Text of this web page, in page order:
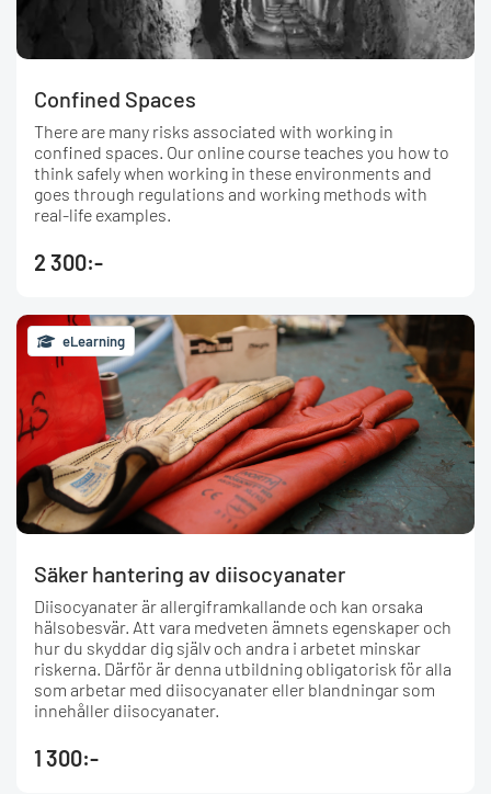
Confined Spaces
There are many risks associated with working in
confined spaces. Our online course teaches you how to
think safely when working in these environments and
goes through regulations and working methods with
real-life examples.
2 300:-
eLearning
Säker hantering av diisocyanater
Diisocyanater är allergiframkallande och kan orsaka
hälsobesvär. Att vara medveten ämnets egenskaper och
hur du skyddar dig själv och andra i arbetet minskar
riskerna. Därför är denna utbildning obligatorisk för alla
som arbetar med diisocyanater eller blandningar som
innehåller diisocyanater.
1 300:-